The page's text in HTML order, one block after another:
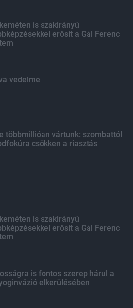
is szakirányú
erősít a Gál Ferenc
védelme
többmillióan vártunk: szombattól
csökken a riasztás
is szakirányú
erősít a Gál Ferenc
is fontos szerep hárul a
elkerülésében